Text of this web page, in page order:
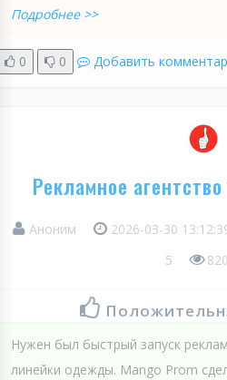
Подробнее >>
0 0 Добавить
Рекламное
Аноним 2026-03-30
5
820
Нужен был быстрый запуск
линейки одежды. Mango Prom